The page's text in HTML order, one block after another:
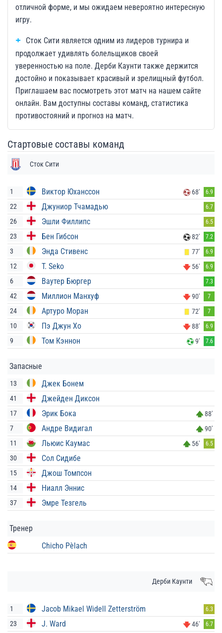
отличной форме, и мы ожидаем невероятно интересную
игру.
Сток Сити является одним из лидеров турнира и
продолжает удивлять болельщиков своей
уверенностью на поле. Дерби Каунти также держится
достойно и показывает красивый и зрелищный футбол.
Приглашаем вас посмотреть этот матч на нашем сайте
онлайн. Вам доступны составы команд, статистика
противостояний и прогноз на матч.
Стартовые составы команд
Сток Сити
1 Виктор Юханссон 68' 6.9
22 Джуниор Тчамадью 6.7
26 Эшли Филлипс 6.5
23 Бен Гибсон 82' 7.2
3 Энда Стивенс 77' 6.9
12 T. Seko 56' 6.9
6 Ваутер Бюргер 7.3
42 Миллион Манхуф 90' 7
24 Артуро Моран 72' 7
10 Пэ Джун Хо 88' 6.9
9 Том Кэннон 9' 7.6
Запасные
13 Джек Бонем
41 Джейден Диксон
17 Эрик Бока
88'
7
Андре Видигал
90'
11
Льюис Каумас 56' 6.5
30 Сол Сидибе
15 Джош Томпсон
14 Ниалл Эннис
37 Эмре Тезгель
Тренер
Chicho Pèlach
Дерби Каунти
1 Jacob Mikael Widell Zetterström 6.3
23 J. Ward 46' 6.7